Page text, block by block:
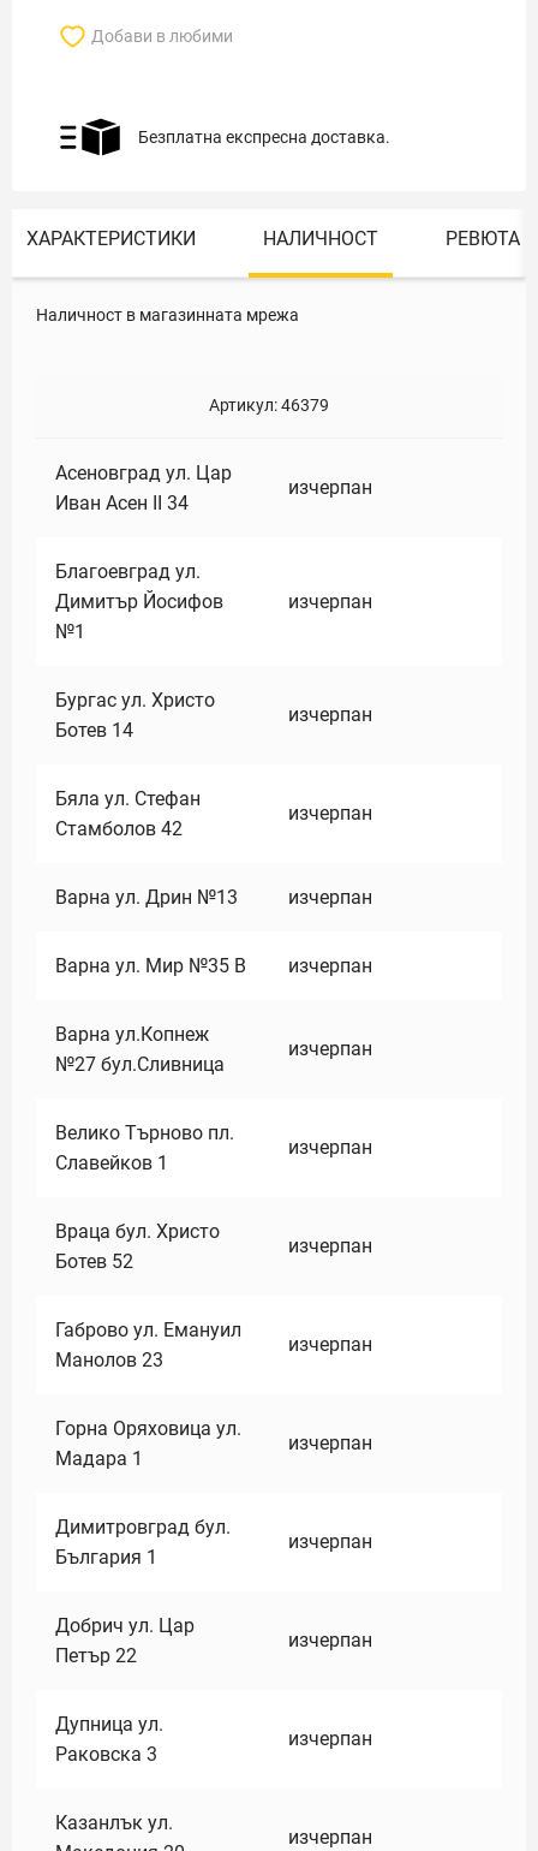
Добави в любими
Безплатна експресна доставка.
ХАРАКТЕРИСТИКИ НАЛИЧНОСТ РЕВЮТА
Наличност в магазинната мрежа
Артикул:46379
Асеновград ул. Цар
Иван Асен II 34
изчерпан
Благоевград ул.
Димитър Йосифов
№1
изчерпан
Бургас ул. Христо
Ботев 14
изчерпан
Бяла ул. Стефан
Стамболов 42
изчерпан
Варна ул. Дрин №13 изчерпан
Варна ул. Мир №35 В изчерпан
Варна ул.Копнеж
№27 бул.Сливница
изчерпан
Велико Търново пл.
Славейков 1
изчерпан
Враца бул. Христо
Ботев 52
изчерпан
Габрово ул. Емануил
Манолов 23
изчерпан
Горна Оряховица ул.
Мадара 1
изчерпан
Димитровград бул.
България 1
изчерпан
Добрич ул. Цар
Петър 22
изчерпан
Дупница ул.
Раковска 3
изчерпан
Казанлък ул.
изчерпан